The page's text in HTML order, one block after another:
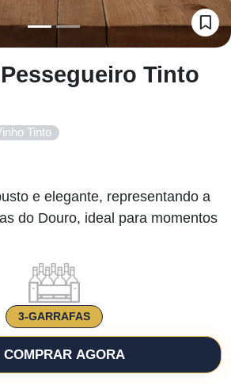
Tinto
Tinto
e elegante, representando a
do Douro, ideal para momentos
3-GARRAFAS
COMPRAR AGORA